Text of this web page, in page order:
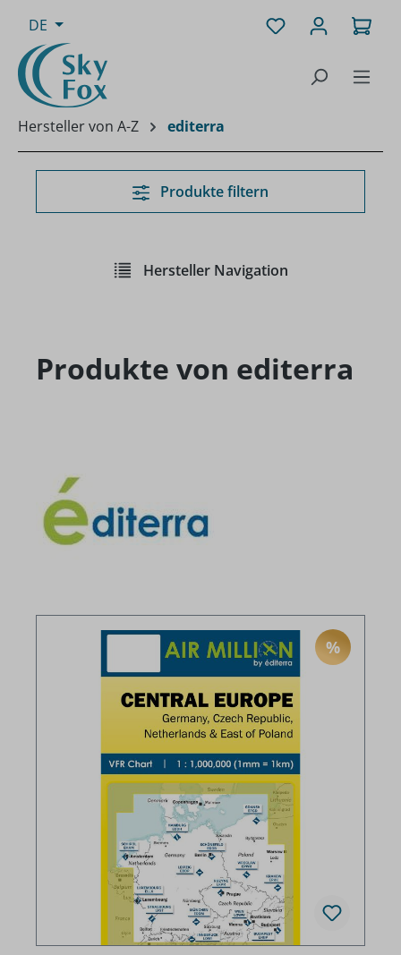
Zum Hauptinhalt springen
DE Du hast 0
Hersteller von A-Z editerra
Produkte filtern
Hersteller Navigation
Produkte von editerra
RABATT
%